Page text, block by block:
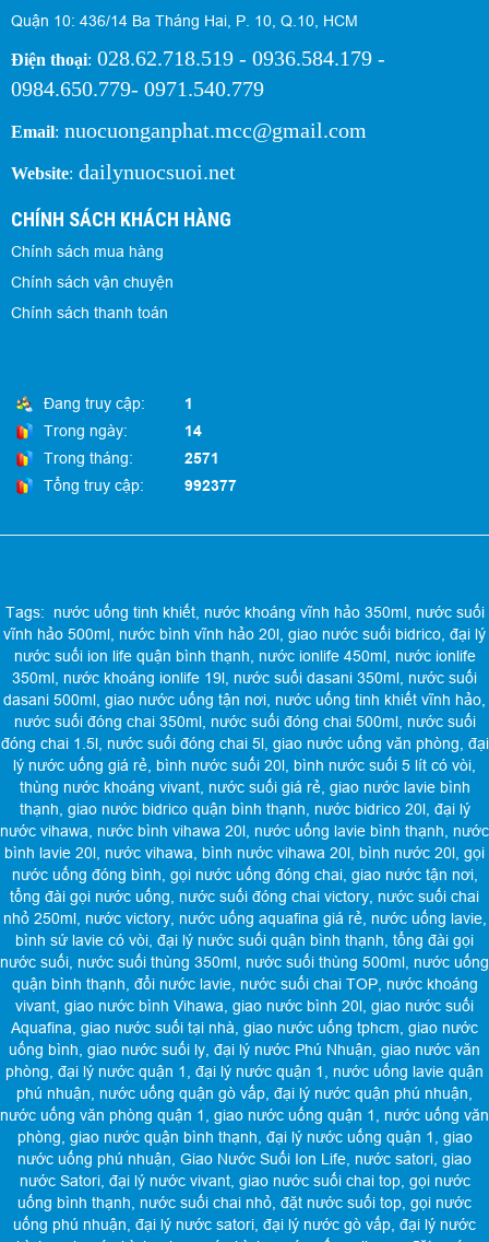
Quận 10: 436/14 Ba Tháng Hai, P. 10, Q.10, HCM
Điện thoại: 028.62.718.519 - 0936.584.179 -
0984.650.779- 0971.540.779
Email: nuocuonganphat.mcc@gmail.com
Website: dailynuocsuoi.net
CHÍNH SÁCH KHÁCH HÀNG
Chính sách mua hàng
Chính sách vận chuyện
Chính sách thanh toán
Đang truy cập:
1
Trong ngày:
14
Trong tháng:
2571
Tổng truy cập:
992377
Tags: nước uống tinh khiết, nước khoáng vĩnh hảo 350ml, nước suối
vĩnh hảo 500ml, nước bình vĩnh hảo 20l, giao nước suối bidrico, đại lý
nước suối ion life quận bình thạnh, nước ionlife 450ml, nước ionlife
350ml, nước khoáng ionlife 19l, nước suối dasani 350ml, nước suối
dasani 500ml, giao nước uống tận nơi, nước uống tinh khiết vĩnh hảo,
nước suối đóng chai 350ml, nước suối đóng chai 500ml, nước suối
đóng chai 1.5l, nước suối đóng chai 5l, giao nước uống văn phòng, đại
lý nước uống giá rẻ, bình nước suối 20l, bình nước suối 5 lít có vòi,
thùng nước khoáng vivant, nước suối giá rẻ, giao nước lavie bình
thạnh, giao nước bidrico quận bình thạnh, nước bidrico 20l, đại lý
nước vihawa, nước bình vihawa 20l, nước uống lavie bình thạnh, nước
bình lavie 20l, nước vihawa, bình nước vihawa 20l, bình nước 20l, gọi
nước uống đóng bình, gọi nước uống đóng chai, giao nước tận nơi,
tổng đài gọi nước uống, nước suối đóng chai victory, nước suối chai
nhỏ 250ml, nước victory, nước uống aquafina giá rẻ, nước uống lavie,
bình sứ lavie có vòi, đại lý nước suối quận bình thạnh, tổng đài gọi
nước suối, nước suối thùng 350ml, nước suối thùng 500ml, nước uống
quận bình thạnh, đổi nước lavie, nước suối chai TOP, nước khoáng
vivant, giao nước bình Vihawa, giao nước bình 20l, giao nước suối
Aquafina, giao nước suối tại nhà, giao nước uống tphcm, giao nước
uống bình, giao nước suối ly, đại lý nước Phú Nhuận, giao nước văn
phòng, đại lý nước quận 1, đại lý nước quận 1, nước uống lavie quận
phú nhuận, nước uống quận gò vấp, đại lý nước quận phú nhuận,
nước uống văn phòng quận 1, giao nước uống quận 1, nước uống văn
phòng, giao nước quận bình thạnh, đại lý nước uống quận 1, giao
nước uống phú nhuận, Giao Nước Suối Ion Life, nước satori, giao
nước Satori, đại lý nước vivant, giao nước suối chai top, gọi nước
uống bình thạnh, nước suối chai nhỏ, đặt nước suối top, gọi nước
uống phú nhuận, đại lý nước satori, đại lý nước gò vấp, đại lý nước